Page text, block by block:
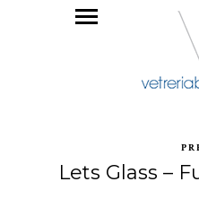
Lets Glass –